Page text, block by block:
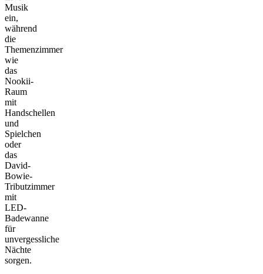
Musik
ein,
während
die
Themenzimmer
wie
das
Nookii-
Raum
mit
Handschellen
und
Spielchen
oder
das
David-
Bowie-
Tributzimmer
mit
LED-
Badewanne
für
unvergessliche
Nächte
sorgen.